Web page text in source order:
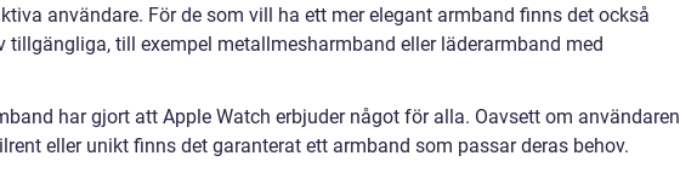
användare. För de som vill ha ett mer elegant armband finns det också
tillgängliga, till exempel metallmesharmband eller läderarmband med
har gjort att Apple Watch erbjuder något för alla. Oavsett om användaren
eller unikt finns det garanterat ett armband som passar deras behov.